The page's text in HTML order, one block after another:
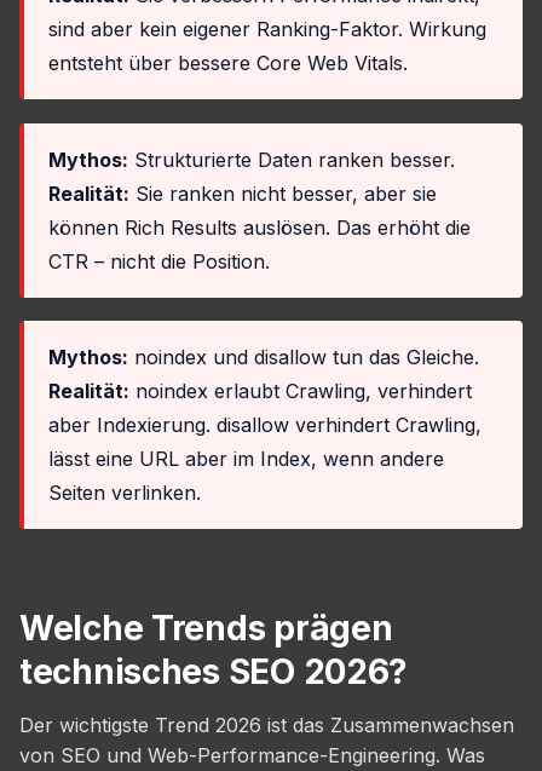
sind aber kein eigener Ranking-Faktor. Wirkung
entsteht über bessere Core Web Vitals.
Mythos: Strukturierte Daten ranken besser.
Realität: Sie ranken nicht besser, aber sie
können Rich Results auslösen. Das erhöht die
CTR – nicht die Position.
Mythos: noindex und disallow tun das Gleiche.
Realität: noindex erlaubt Crawling, verhindert
aber Indexierung. disallow verhindert Crawling,
lässt eine URL aber im Index, wenn andere
Seiten verlinken.
Welche Trends prägen
technisches SEO 2026?
Der wichtigste Trend 2026 ist das Zusammenwachsen
von SEO und Web-Performance-Engineering. Was